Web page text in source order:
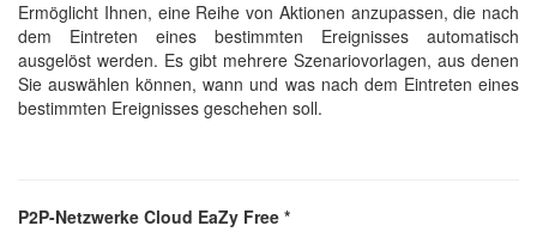
Ermöglicht Ihnen, eine Reihe von Aktionen anzupassen, die nach
dem Eintreten eines bestimmten Ereignisses automatisch
ausgelöst werden. Es gibt mehrere Szenariovorlagen, aus denen
Sie auswählen können, wann und was nach dem Eintreten eines
bestimmten Ereignisses geschehen soll.
P2P-Netzwerke Cloud EaZy Free *